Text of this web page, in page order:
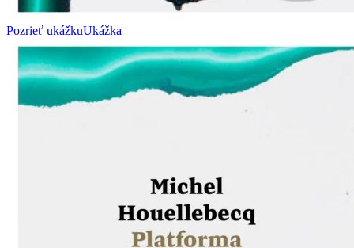
Pozrieť ukážkuUkážka